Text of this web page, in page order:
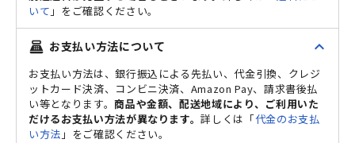
いて 」をご確認ください。
point_of_sale お支払い方法について expand_less
お支払い方法は、銀行振込による先払い、代金引換、クレジ
ットカード決済、コンビニ決済、Amazon Pay、請求書後払
い等となります。商品や金額、配送地域により、ご利用いた
だけるお支払い方法が異なります。詳しくは「代金のお支払
い方法 」をご確認ください。